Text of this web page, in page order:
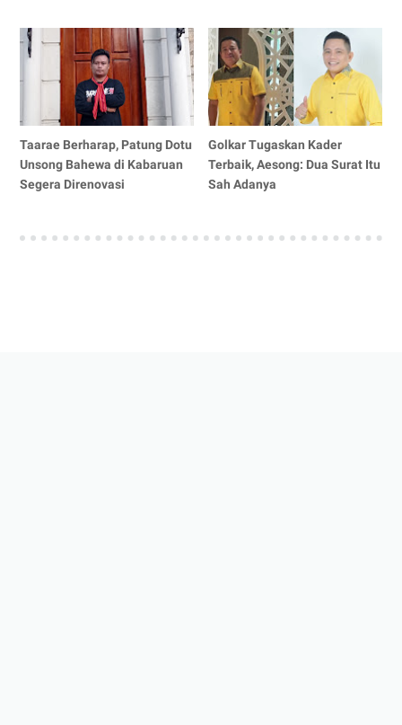
Taarae Berharap, Patung Dotu
Unsong Bahewa di Kabaruan
Segera Direnovasi
Golkar Tugaskan Kader
Terbaik, Aesong: Dua Surat Itu
Sah Adanya